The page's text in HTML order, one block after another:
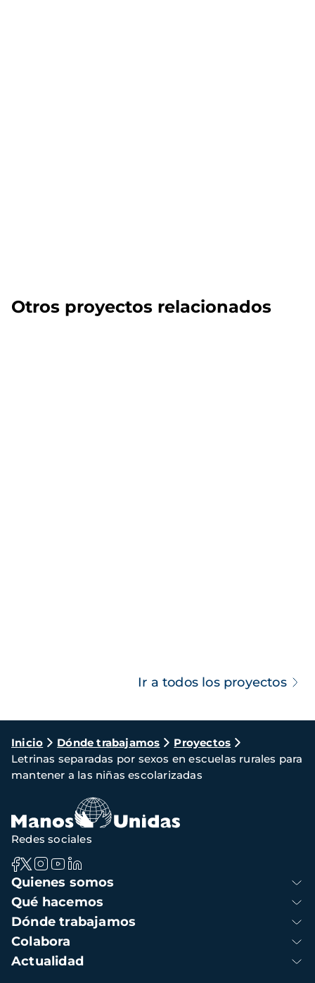
Otros proyectos relacionados
Ir a todos los proyectos
Ruta
de
navegación
Inicio Dónde trabajamos
Proyectos
Letrinas separadas por sexos en escuelas rurales para
mantener a las niñas escolarizadas
Navegación
principal
Quienes somos
Qué hacemos
Dónde trabajamos
Colabora
Actualidad
Redes sociales